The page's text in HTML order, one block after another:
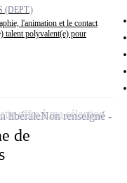
(DEPT.)
l'animation et le contact
talent polyvalent(e) pour
de
libéraleNon renseigné
offre à ma sélection